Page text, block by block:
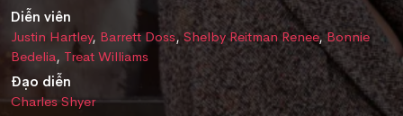
Diễn viên
Justin Hartley, Barrett Doss, Shelby Reitman Renee,Bonnie
Bedelia, Treat Williams
Đạo diễn
Charles Shyer